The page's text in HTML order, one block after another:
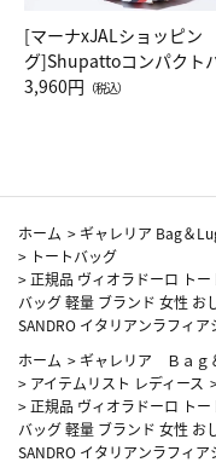
[マーナxJALショッピン
グ]Shupattoコンパクト
Drop JAL客室乗務員（LC
3,960円 （税込）
ホーム > ギャレリア Bag＆
> トートバッグ
> 正規品 ヴィオラドーロ ト
バッグ 軽量 ブランド 女性 お
SANDRO イタリアンラフィ
ホーム > ギャレリア Ｂａｇ
> アイテムリスト レディース
> 正規品 ヴィオラドーロ ト
バッグ 軽量 ブランド 女性 お
SANDRO イタリアンラフィ